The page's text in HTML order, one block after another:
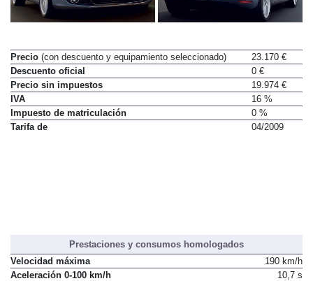
Precio (con descuento y equipamiento seleccionado)
23.170 €
Descuento oficial
0 €
Precio sin impuestos
19.974 €
IVA
16 %
Impuesto de matriculación
0 %
Tarifa de
04/2009
Prestaciones y consumos homologados
Velocidad máxima
190 km/h
Aceleración 0-100 km/h
10,7 s